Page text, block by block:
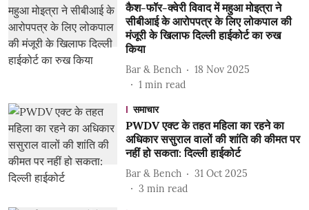
कैश-फॉर-क्वेरी विवाद में महुआ मोइत्रा ने
सीबीआई के आरोपपत्र के लिए लोकपाल की
मंजूरी के खिलाफ दिल्ली हाईकोर्ट का रुख
किया
Bar & Bench
18 Nov 2025
1 min read
समाचार
PWDV एक्ट के तहत महिला का रहने का
अधिकार ससुराल वालों की शांति की कीमत पर
नहीं हो सकता: दिल्ली हाईकोर्ट
Bar & Bench
31 Oct 2025
3 min read